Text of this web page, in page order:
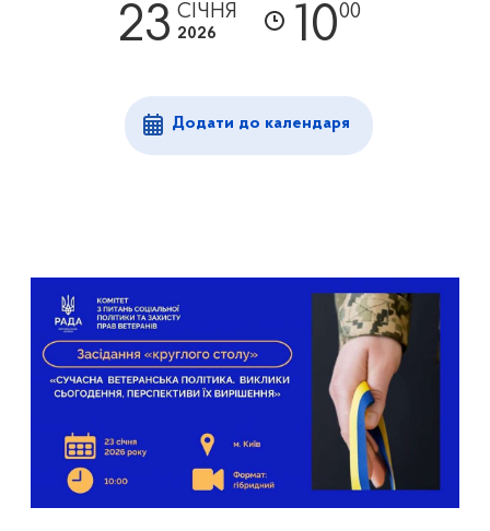
23 СІЧНЯ
2026 1000
Додати до календаря